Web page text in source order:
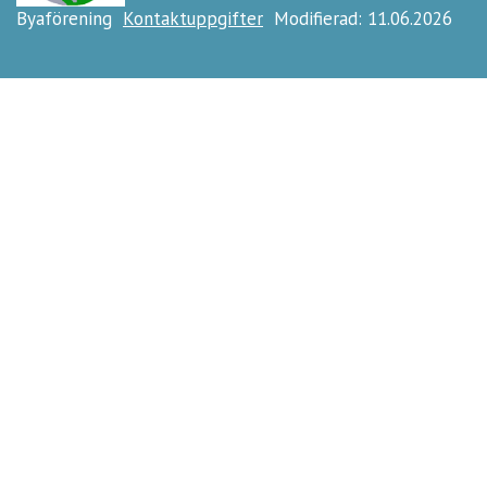
Byaförening Kontaktuppgifter Modifierad: 11.06.2026